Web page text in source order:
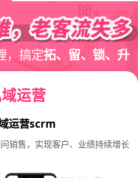
，搞定拓、留、锁、升
运营
运营scrm
销售，实现客户、业绩持续增长